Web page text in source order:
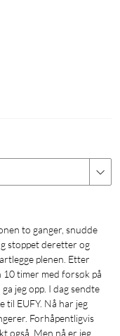
Ved regn
stoppet deretter og
plenen. Etter
timer med forsøk på
jeg opp. I dag sendte
til EUFY. Nå har jeg
Forhåpentligvis
også. Men nå er jeg